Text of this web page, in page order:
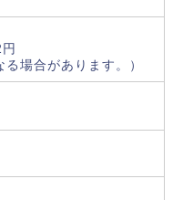
る場合があります。）